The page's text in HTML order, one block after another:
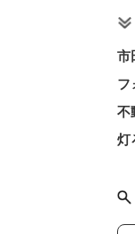
市
フ
不
灯